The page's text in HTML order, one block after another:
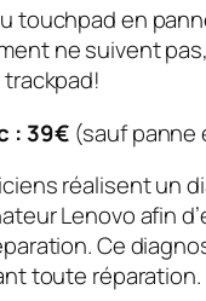
touchpad en
ne suivent
: 39€ (sauf panne
réalisent un
Lenovo afin
Ce
toute réparation.